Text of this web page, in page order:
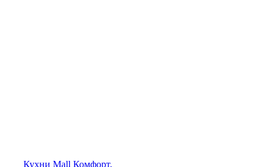
Кухни Mall Комфорт,